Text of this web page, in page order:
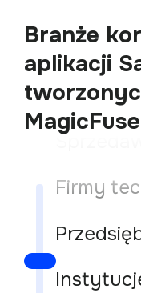
Branże
aplikacji
MagicFuse
Agencje
Firmy